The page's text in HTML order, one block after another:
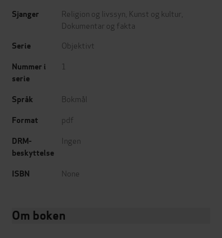
Sjanger Religion og livssyn Kunst og kultur
Dokumentar og fakta
Serie Objektivt
Nummer i
serie
1
Språk Bokmål
Format pdf
DRM-
beskyttelse
Ingen
ISBN None
Om boken